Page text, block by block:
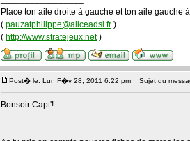
Place ton aile droite à gauche et ton aile gauche
( pauzatphilippe@aliceadsl.fr )
( http://www.stratejeux.net)
Post� le: Lun F�v 28, 2011 6:22 pm Sujet du
Bonsoir Capt'!